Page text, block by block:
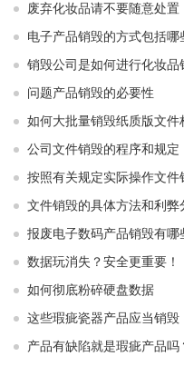
废弃化妆品请不要随意处置
电子产品销毁的方式包括哪
销毁公司是如何进行化妆品
问题产品销毁的必要性
如何大批量销毁纸质版文件
公司文件销毁的程序和规定
按照有关规定实际操作文件
文件销毁的具体方法和利弊
报废电子数码产品销毁有哪
数据玩消失？安全更重要！
如何彻底粉碎硬盘数据
这些瑕疵瓷器产品应当销毁
产品有缺陷就是瑕疵产品吗